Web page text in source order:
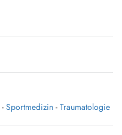
- Sportmedizin - Traumatologie